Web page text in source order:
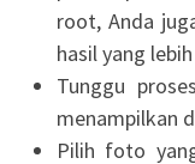
root, Anda
hasil yang
Tunggu
menampilkan
Pilih foto